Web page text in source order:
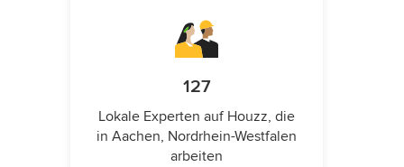
127
Lokale Experten auf Houzz, die
in Aachen, Nordrhein-Westfalen
arbeiten